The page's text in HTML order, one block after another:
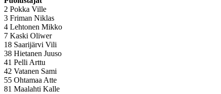
2 Pokka Ville
3 Friman Niklas
4 Lehtonen Mikko
7 Kaski Oliwer
18 Saarijärvi Vili
38 Hietanen Juuso
41 Pelli Arttu
42 Vatanen Sami
55 Ohtamaa Atte
81 Maalahti Kalle